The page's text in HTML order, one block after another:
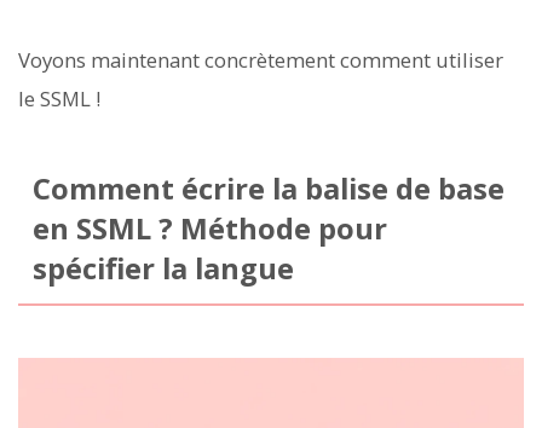
Voyons maintenant concrètement comment utiliser
le SSML !
Comment écrire la balise de base
en SSML ? Méthode pour
spécifier la langue